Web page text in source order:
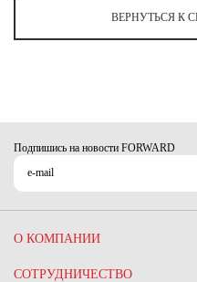
ВЕРНУТЬСЯ К
Подпишись на новости FORWARD
О КОМПАНИИ
СОТРУДНИЧЕСТВО